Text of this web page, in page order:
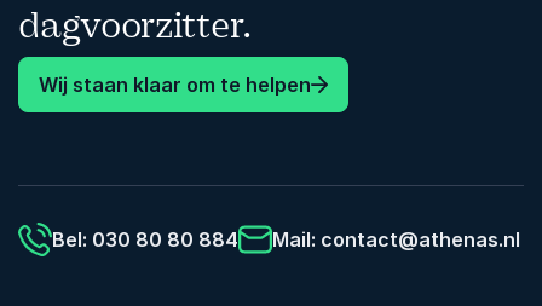
dagvoorzitter.
Wij staan klaar om te helpen
Bel: 030 80 80 884 Mail: contact@athenas.nl